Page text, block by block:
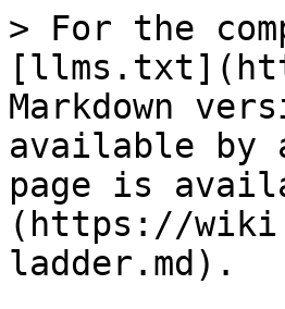
> For the
Markdown
available by
page is
(https://
ladder.md).